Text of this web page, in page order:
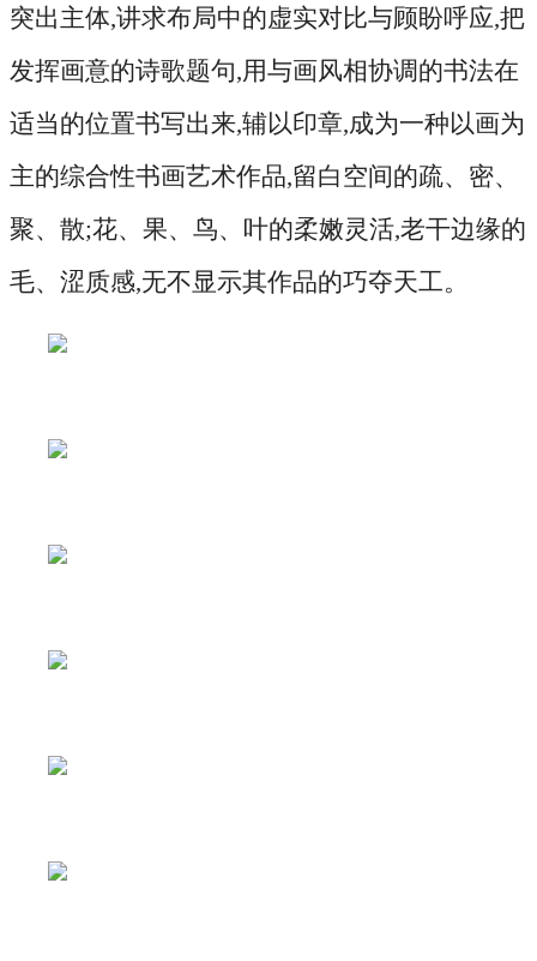
突出主体,讲求布局中的虚实对比与顾盼呼应,把
发挥画意的诗歌题句,用与画风相协调的书法在
适当的位置书写出来,辅以印章,成为一种以画为
主的综合性书画艺术作品,留白空间的疏、密、
聚、散;花、果、鸟、叶的柔嫩灵活,老干边缘的
毛、涩质感,无不显示其作品的巧夺天工。